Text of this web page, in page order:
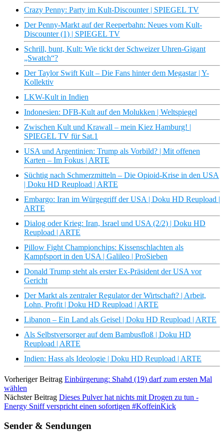
Crazy Penny: Party im Kult-Discounter | SPIEGEL TV
Der Penny-Markt auf der Reeperbahn: Neues vom Kult-
Discounter (1) | SPIEGEL TV
Schrill, bunt, Kult: Wie tickt der Schweizer Uhren-Gigant
„Swatch“?
Der Taylor Swift Kult – Die Fans hinter dem Megastar | Y-
Kollektiv
LKW-Kult in Indien
Indonesien: DFB-Kult auf den Molukken | Weltspiegel
Zwischen Kult und Krawall – mein Kiez Hamburg! |
SPIEGEL TV für Sat.1
USA und Argentinien: Trump als Vorbild? | Mit offenen
Karten – Im Fokus | ARTE
Süchtig nach Schmerzmitteln – Die Opioid-Krise in den USA
| Doku HD Reupload | ARTE
Embargo: Iran im Würgegriff der USA | Doku HD Reupload |
ARTE
Dialog oder Krieg: Iran, Israel und USA (2/2) | Doku HD
Reupload | ARTE
Pillow Fight Championchips: Kissenschlachten als
Kampfsport in den USA | Galileo | ProSieben
Donald Trump steht als erster Ex-Präsident der USA vor
Gericht
Der Markt als zentraler Regulator der Wirtschaft? | Arbeit,
Lohn, Profit | Doku HD Reupload | ARTE
Libanon – Ein Land als Geisel | Doku HD Reupload | ARTE
Als Selbstversorger auf dem Bambusfloß | Doku HD
Reupload | ARTE
Indien: Hass als Ideologie | Doku HD Reupload | ARTE
Vorheriger Beitrag Einbürgerung: Shahd (19) darf zum ersten Mal
wählen
Nächster Beitrag Dieses Pulver hat nichts mit Drogen zu tun -
Energy Sniff verspricht einen sofortigen #KoffeinKick
Sender & Sendungen